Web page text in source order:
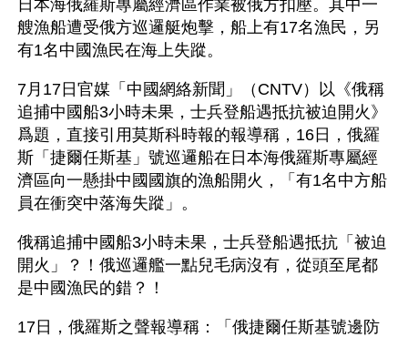
日本海俄羅斯專屬經濟區作業被俄方扣壓。其中一
艘漁船遭受俄方巡邏艇炮擊，船上有17名漁民，另
有1名中國漁民在海上失蹤。
7月17日官媒「中國網絡新聞」（CNTV）以《俄稱
追捕中國船3小時未果，士兵登船遇抵抗被迫開火》
爲題，直接引用莫斯科時報的報導稱，16日，俄羅
斯「捷爾任斯基」號巡邏船在日本海俄羅斯專屬經
濟區向一懸掛中國國旗的漁船開火，「有1名中方船
員在衝突中落海失蹤」。
俄稱追捕中國船3小時未果，士兵登船遇抵抗「被迫
開火」？！俄巡邏艦一點兒毛病沒有，從頭至尾都
是中國漁民的錯？！
17日，俄羅斯之聲報導稱：「俄捷爾任斯基號邊防